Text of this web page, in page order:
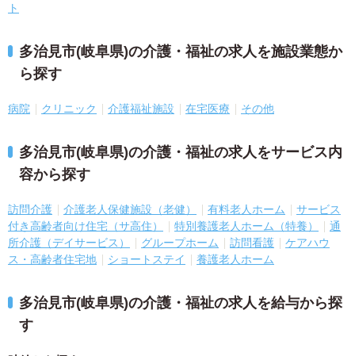
ト
多治見市(岐阜県)の介護・福祉の求人を施設業態か
ら探す
病院 クリニック 介護福祉施設 在宅医療 その他
多治見市(岐阜県)の介護・福祉の求人をサービス内
容から探す
訪問介護 介護老人保健施設（老健） 有料老人ホーム
サービス
付き高齢者向け住宅（サ高住）
特別養護老人ホーム（特養）
通
所介護（デイサービス）
グループホーム 訪問看護
ケアハウ
ス・高齢者住宅地
ショートステイ 養護老人ホーム
多治見市(岐阜県)の介護・福祉の求人を給与から探
す